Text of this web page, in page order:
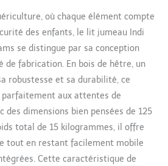
Hauteur du sommier : 22,5
cm - 29 cm - 35,5 cm - 42,5
cm - 49 cm Dimensions
intérieures de chaque lit :
120 cm x 60 cm (longueur x
largeur). Dimensions
extérieures de chaque lit :
125cm x 65cm x 84cm
(largeur x longueur x hauteur
avec les roues). Dimensions
des roues : 6cm Nous
utilisons du bois de hêtre et
où chaque élément compte
des enfants, le lit jumeau Indi
se distingue par sa conception
de fabrication. En bois de hêtre, un
robustesse et sa durabilité, ce
parfaitement aux attentes de
des dimensions bien pensées de 125
total de 15 kilogrammes, il offre
tout en restant facilement mobile
Cette caractéristique de